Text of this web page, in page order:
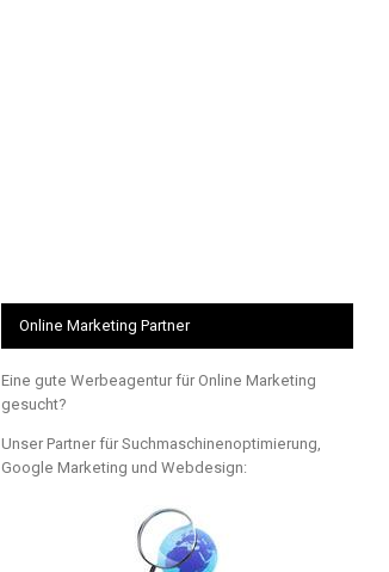
Online Marketing Partner
Eine gute Werbeagentur für Online Marketing
gesucht?
Unser Partner für Suchmaschinenoptimierung,
Google Marketing und Webdesign: